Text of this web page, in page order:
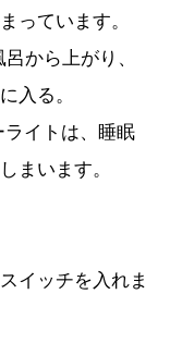
っています。
から上がり、
入る。
イトは、睡眠
まいます。
イッチを入れま